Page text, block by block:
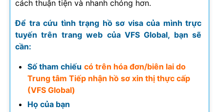
cách thuận tiện và nhanh chóng hơn.
Để tra cứu tình trạng hồ sơ visa của mình trực
tuyến trên trang web của VFS Global, bạn sẽ
cần:
Số tham chiếu có trên hóa đơn/biên lai do
Trung tâm Tiếp nhận hồ sơ xin thị thực cấp
(VFS Global)
Họ của bạn